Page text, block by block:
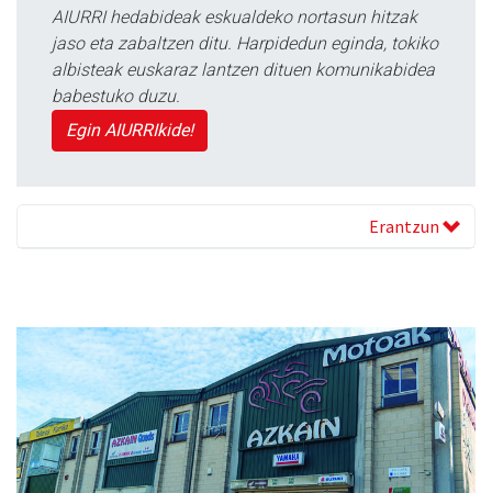
AIURRI hedabideak eskualdeko nortasun hitzak
jaso eta zabaltzen ditu. Harpidedun eginda, tokiko
albisteak euskaraz lantzen dituen komunikabidea
babestuko duzu.
Egin AIURRIkide!
Erantzun